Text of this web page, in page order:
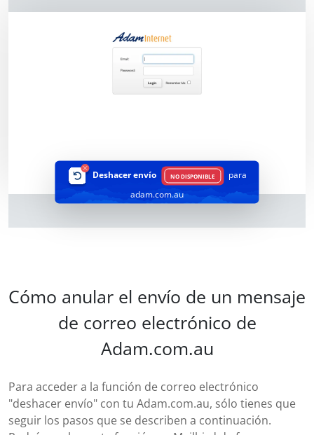
Deshacer envío NO DISPONIBLE
para
adam.com.au
Cómo anular el envío de un mensaje
de correo electrónico de
Adam.com.au
Para acceder a la función de correo electrónico
"deshacer envío" con tu Adam.com.au, sólo tienes que
seguir los pasos que se describen a continuación.